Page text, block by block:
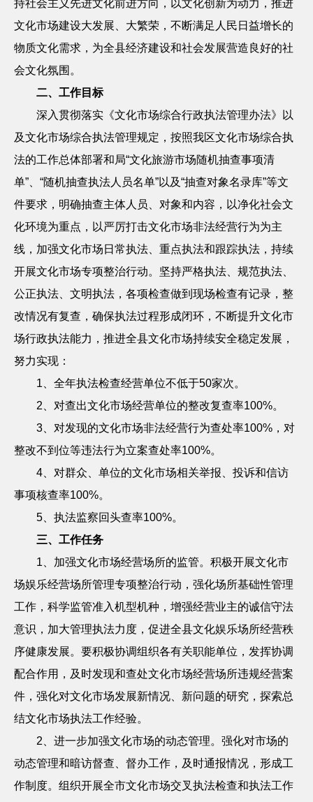
持社会主义先进文化前进方向，以文化创新为动力，推进
文化市场建设大发展、大繁荣，不断满足人民日益增长的
物质文化需求，为全县经济建设和社会发展营造良好的社
会文化氛围。
二、工作目标
深入贯彻落实《文化市场综合行政执法管理办法》以
及文化市场综合执法管理规定，按照我区文化市场综合执
法的工作总体部署和局“文化旅游市场随机抽查事项清
单”、“随机抽查执法人员名单”以及“抽查对象名录库”等文
件要求，明确抽查主体人员、对象和内容，以净化社会文
化环境为重点，以严厉打击文化市场非法经营行为为主
线，加强文化市场日常执法、重点执法和跟踪执法，持续
开展文化市场专项整治行动。坚持严格执法、规范执法、
公正执法、文明执法，各项检查做到现场检查有记录，整
改情况有复查，确保执法过程形成闭环，不断提升文化市
场行政执法能力，推进全县文化市场持续安全稳定发展，
努力实现：
1 、全年执法检查经营单位不低于50家次。
2 、对查出文化市场经营单位的整改复查率100%。
3 、对发现的文化市场非法经营行为查处率100% ，对
整改不到位等违法行为立案查处率100%。
4 、对群众、单位的文化市场相关举报、投诉和信访
事项核查率100%。
5 、执法监察回头查率100%。
三、工作任务
1 、加强文化市场经营场所的监管。 积极开展文化市
场娱乐经营场所管理专项整治行动，强化场所基础性管理
工作，科学监管准入机型机种，增强经营业主的诚信守法
意识，加大管理执法力度，促进全县文化娱乐场所经营秩
序健康发展。要积极协调组织各有关职能单位，发挥协调
配合作用，及时发现和查处文化市场经营场所违规经营案
件，强化对文化市场发展新情况、新问题的研究，探索总
结文化市场执法工作经验。
2 、进一步加强文化市场的动态管理。 强化对市场的
动态管理和暗访督查、督办工作，及时通报情况，形成工
作制度。组织开展全市文化市场交叉执法检查和执法工作